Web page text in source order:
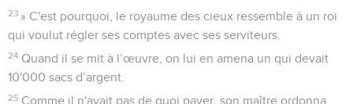
23 » C'est pourquoi, le royaume des cieux ressemble à un roi
qui voulut régler ses comptes avec ses serviteurs.
24 Quand il se mit à l’œuvre, on lui en amena un qui devait
10'000 sacs d’argent.
25 Comme il n'avait pas de quoi payer, son maître ordonna